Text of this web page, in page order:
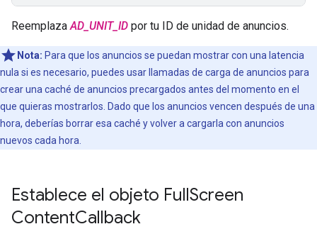
ReemplazaAD_UNIT_ID por tu ID de unidad de anuncios.
Nota: Para que los anuncios se puedan mostrar con una latencia
nula si es necesario, puedes usar llamadas de carga de anuncios para
crear una caché de anuncios precargados antes del momento en el
que quieras mostrarlos. Dado que los anuncios vencen después de una
hora, deberías borrar esa caché y volver a cargarla con anuncios
nuevos cada hora.
Establece el objeto FullScreen
ContentCallback